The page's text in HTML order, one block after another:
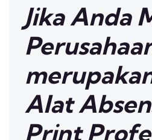
Jika Anda
Alat
Print